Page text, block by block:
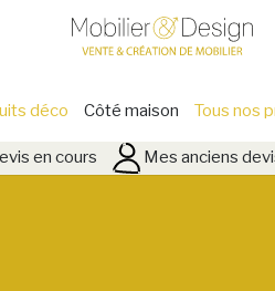
déco Côté maison Tous nos
en cours Mes anciens